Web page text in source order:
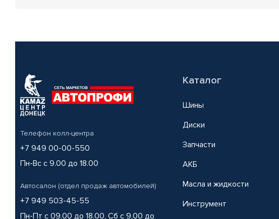
Телефон колл-центра
+7 949 00-00-550
Пн-Вс с 9.00 до 18.00
Автосалон (отдел продаж автомобилей)
+7 949 503-45-55
Пн-Пт с 09.00 до 18.00, Сб с 9.00 до
Каталог
Шины
Диски
Запчасти
АКБ
Масла и жидкости
Инструмент